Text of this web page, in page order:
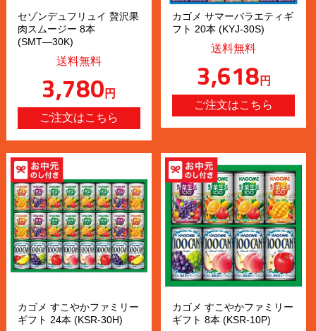
セゾンデュフリュイ 贅沢果
肉スムージー 8本
(SMT―30K)
送料無料
3,780円
カゴメ サマーバラエティギ
フト 20本 (KYJ-30S)
送料無料
3,618円
カゴメ すこやかファミリー
ギフト 24本 (KSR-30H)
カゴメ すこやかファミリー
ギフト 8本 (KSR-10P)